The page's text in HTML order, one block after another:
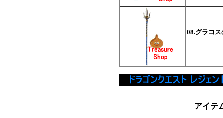
08.グラコ
アイテ